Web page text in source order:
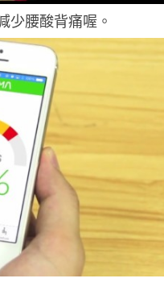
腰酸背痛喔。